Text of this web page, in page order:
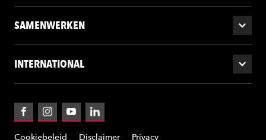
SAMENWERKEN
INTERNATIONAL
FacebookInstagramYouTubeLinkedIn
Cookiebeleid Disclaimer Privacy